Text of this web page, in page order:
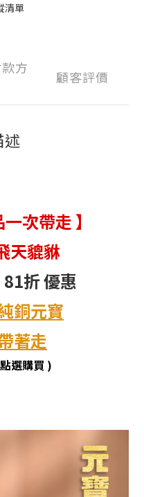
清單
方
顧客評價
述
次帶走 】
天貔貅
折 優惠
銅元寶
著走
選購買 )